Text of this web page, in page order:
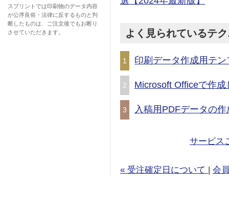
スプリントでは印刷物のデータ内容
が公序良俗・法律に反するものと判
断したものは、ご注文後でもお断り
させていただきます。
よく見られているテ
1 印刷データ作成用テ
2 Microsoft Officeで作
3 入稿用PDFデータの
サービス
« 受注確定日について | 会